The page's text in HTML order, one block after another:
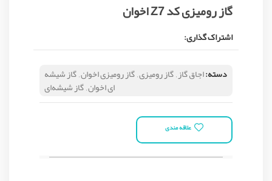
گاز رومیزی کد Z7 اخوان
اشتراک گذاری:
دسته:اجاق گاز,گاز رومیزی,گاز رومیزی اخوان,گاز شیشه
ای اخوان,گاز شیشه‌ای
علاقه مندی